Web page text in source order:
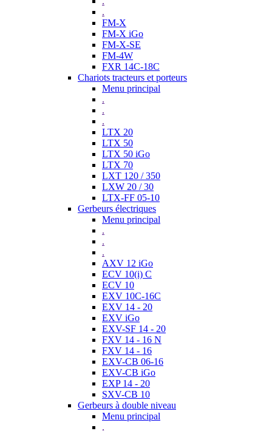
.
FM-X
FM-X iGo
FM-X-SE
FM-4W
FXR 14C-18C
Chariots tracteurs et porteurs
Menu principal
.
.
.
LTX 20
LTX 50
LTX 50 iGo
LTX 70
LXT 120 / 350
LXW 20 / 30
LTX-FF 05-10
Gerbeurs électriques
Menu principal
.
.
.
AXV 12 iGo
ECV 10(i) C
ECV 10
EXV 10C-16C
EXV 14 - 20
EXV iGo
EXV-SF 14 - 20
FXV 14 - 16 N
FXV 14 - 16
EXV-CB 06-16
EXV-CB iGo
EXP 14 - 20
SXV-CB 10
Gerbeurs à double niveau
Menu principal
.